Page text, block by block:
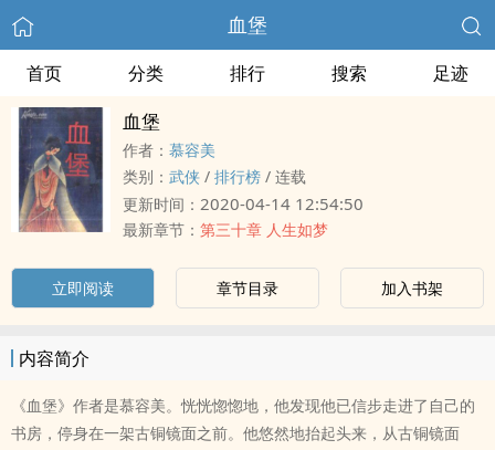
血堡
首页 分类 排行 搜索 足迹
血堡
作者： 慕容美
类别： 武侠 / 排行榜 / 连载
更新时间： 2020-04-14 12:54:50
最新章节： 第三十章 人生如梦
立即阅读 章节目录 加入书架
内容简介
《血堡》作者是慕容美。恍恍惚惚地，他发现他已信步走进了自己的
书房，停身在一架古铜镜面之前。他悠然地抬起头来，从古铜镜面